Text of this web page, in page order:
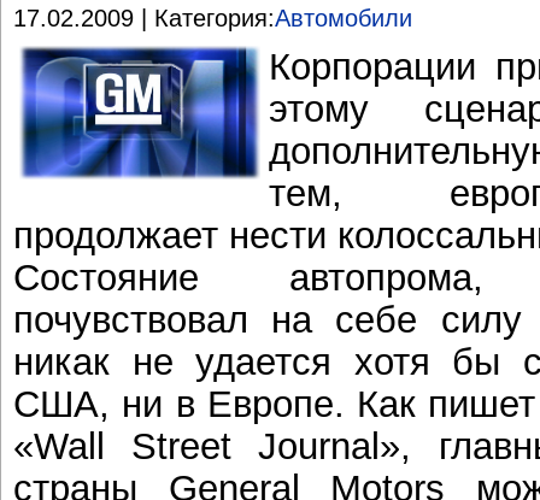
17.02.2009 | Категория:Автомобили
Корпорации
этому
тем,
продолжает нести
Состояние
почувствовал на себе силу
никак не удается хотя бы
США, ни в Европе. Как пишет
«Wall Street Journal»,
страны General Motors